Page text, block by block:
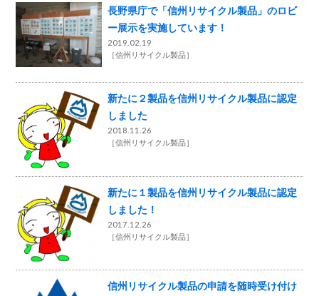
長野県庁で「信州リサイクル製品」のロビ
ー展示を実施しています！
2019.02.19
［信州リサイクル製品］
新たに２製品を信州リサイクル製品に認定
しました
2018.11.26
［信州リサイクル製品］
新たに１製品を信州リサイクル製品に認定
しました！
2017.12.26
［信州リサイクル製品］
信州リサイクル製品の申請を随時受け付け